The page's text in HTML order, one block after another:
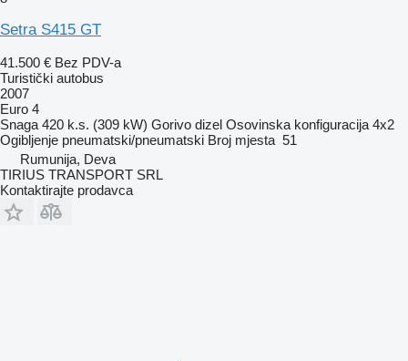
Setra S415 GT
41.500 € Bez PDV-a
Turistički autobus
2007
Euro 4
Snaga 420 k.s. (309 kW) Gorivo dizel Osovinska konfiguracija 4x2
Ogibljenje pneumatski/pneumatski Broj mjesta 51
Rumunija, Deva
TIRIUS TRANSPORT SRL
Kontaktirajte prodavca